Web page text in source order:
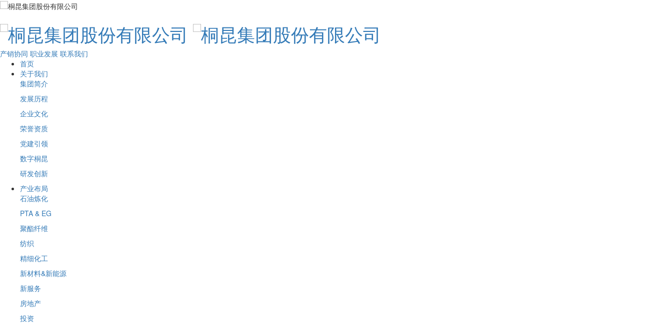
产销协同 职业发展 联系我们
首页
关于我们
集团简介
发展历程
企业文化
荣誉资质
党建引领
数字桐昆
研发创新
产业布局
石油炼化
PTA & EG
聚酯纤维
纺织
精细化工
新材料&新能源
新服务
房地产
投资